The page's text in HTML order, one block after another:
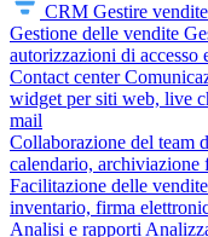
CRM Gestire
Gestione delle vendite
autorizzazioni di accesso
Contact center
widget per siti web, live
mail
Collaborazione del team
calendario,
Facilitazione delle vendite
inventario, firma
Analisi e rapporti